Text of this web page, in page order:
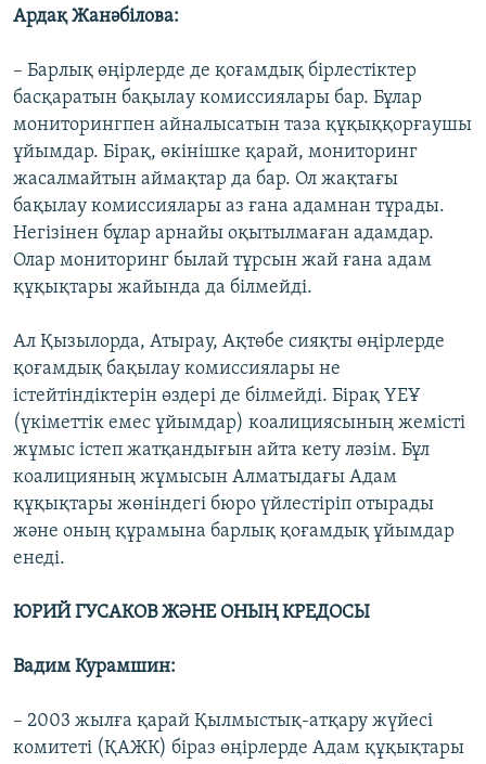
Ардақ Жанәбілова:
– Барлық өңірлерде де қоғамдық бірлестіктер
басқаратын бақылау комиссиялары бар. Бұлар
мониторингпен айналысатын таза құқыққорғаушы
ұйымдар. Бірақ, өкінішке қарай, мониторинг
жасалмайтын аймақтар да бар. Ол жақтағы
бақылау комиссиялары аз ғана адамнан тұрады.
Негізінен бұлар арнайы оқытылмаған адамдар.
Олар мониторинг былай тұрсын жай ғана адам
құқықтары жайында да білмейді.
Ал Қызылорда, Атырау, Ақтөбе сияқты өңірлерде
қоғамдық бақылау комиссиялары не
істейтіндіктерін өздері де білмейді. Бірақ ҮЕҰ
(үкіметтік емес ұйымдар) коалициясының жемісті
жұмыс істеп жатқандығын айта кету ләзім. Бұл
коалицияның жұмысын Алматыдағы Адам
құқықтары жөніндегі бюро үйлестіріп отырады
және оның құрамына барлық қоғамдық ұйымдар
енеді.
ЮРИЙ ГУСАКОВ ЖӘНЕ ОНЫҢ КРЕДОСЫ
Вадим Курамшин:
– 2003 жылға қарай Қылмыстық-атқару жүйесі
комитеті (ҚАЖК) біраз өңірлерде Адам құқықтары